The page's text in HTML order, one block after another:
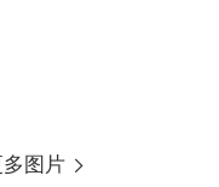
图片